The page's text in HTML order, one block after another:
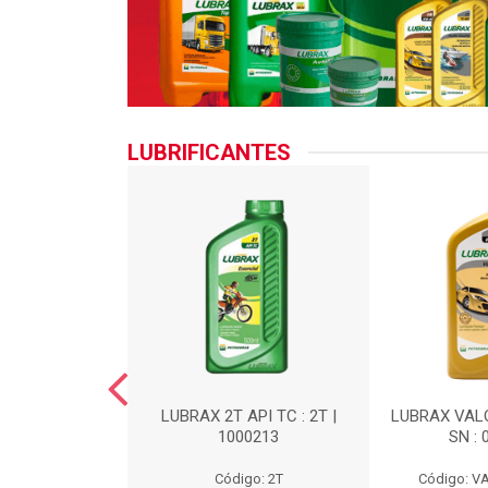
LUBRIFICANTES
LUBRAX 2T API TC : 2T |
1000213
Código: 2T
LUBRAX
SN :
Código: